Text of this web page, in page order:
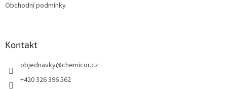
Obchodní podmínky
Kontakt
objednavky@chemicor.cz
+420 326 396 562